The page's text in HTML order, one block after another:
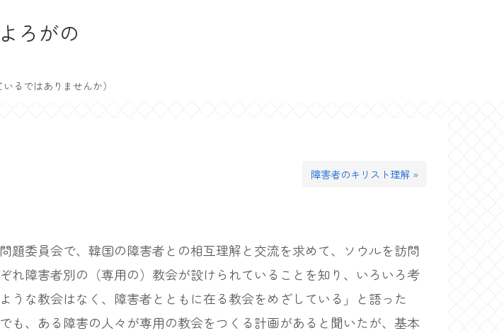
ろがの
いるではありませんか）
障害者のキリスト理解 »
委員会で、韓国の障害者との相互理解と交流を求めて、ソウルを訪問
れ障害者別の（専用の）教会が設けられていることを知り、いろいろ考
な教会はなく、障害者とともに在る教会をめざしている」と語った
も、ある障害の人々が専用の教会をつくる計画があると聞いたが、基本